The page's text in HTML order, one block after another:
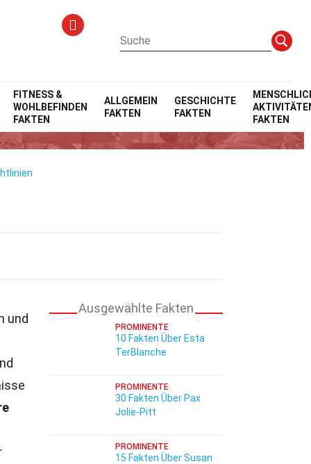
FITNESS &
WOHLBEFINDEN
FAKTEN
ALLGEMEIN
FAKTEN
GESCHICHTE
FAKTEN
FAKTEN
und
Ausgewählte Fakten
PROMINENTE
10 Fakten Über Esta
TerBlanche
PROMINENTE
30 Fakten Über Pax
Jolie-Pitt
PROMINENTE
15 Fakten Über Susan